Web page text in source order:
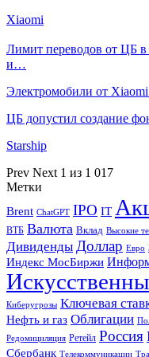
Xiaomi
Лимит переводов от ЦБ в
и…
Электромобили от
ЦБ допустил создание
Starship
Prev Next 1 из 1 017
Метки
Brent ChatGPT IPO IT
ВТБ Валюта Вклад Высокие
Дивиденды Доллар Евро
Индекс МосБиржи
Киберугрозы Ключевая
Нефть и газ Облигации
Редомициляция Ретейл Россия
Сбербанк Телекоммуникации